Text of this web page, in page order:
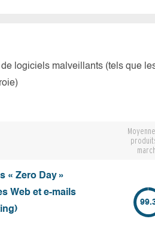
logiciels malveillants (tels que
« Zero Day »
Web et e-mails